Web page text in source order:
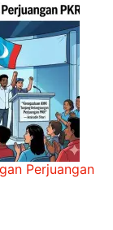
Perjuangan